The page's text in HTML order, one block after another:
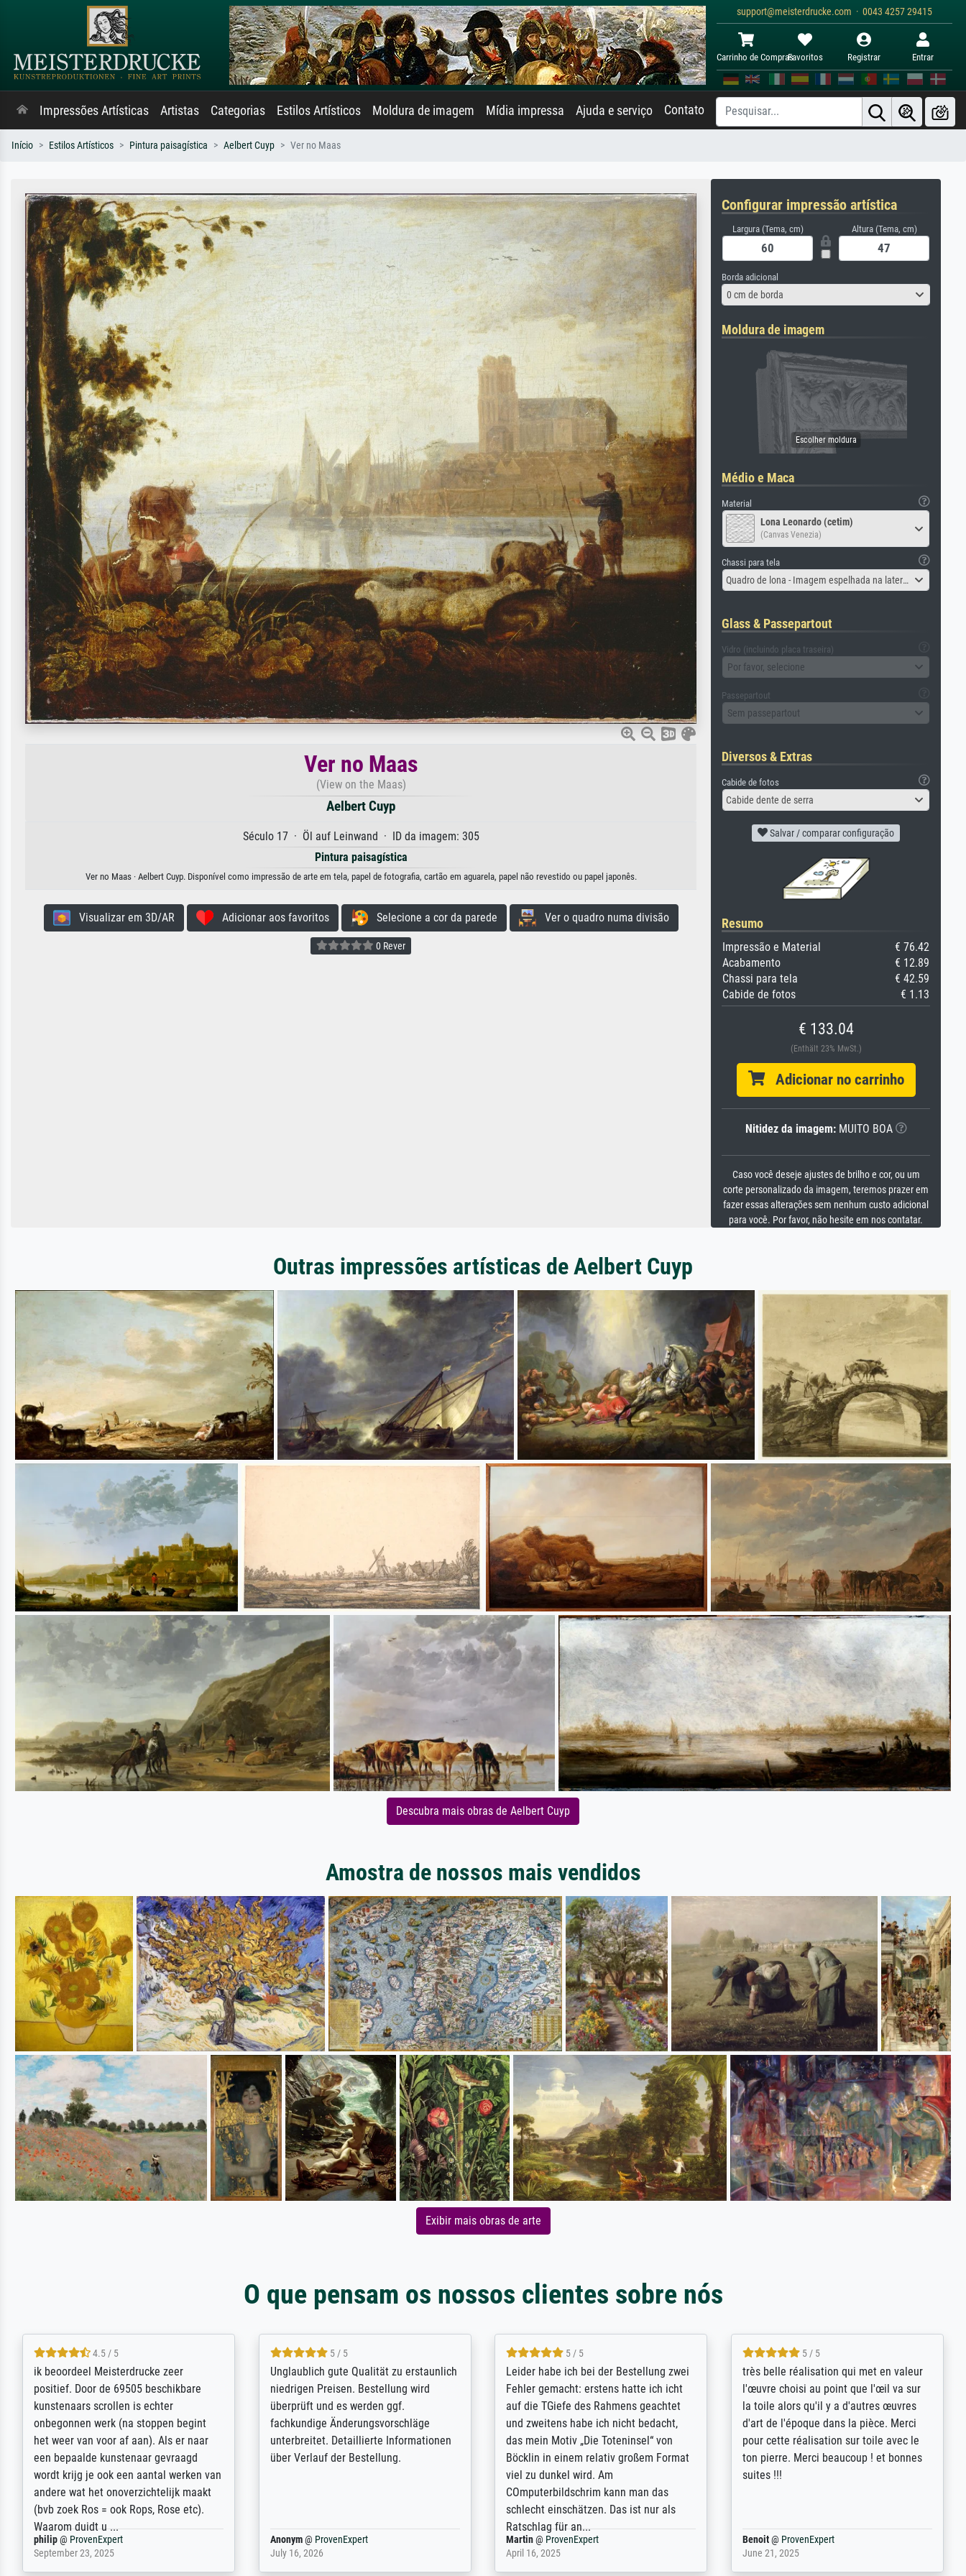
support@meisterdrucke.com · 0043 4257 29415
Carrinho de ComprasFavoritos Registrar Entrar
Impressões Artísticas Artistas Categorias Estilos Artísticos Moldura de imagem Mídia impressa Ajuda e serviço Contato
Início Estilos Artísticos Pintura paisagística Aelbert Cuyp Ver no Maas
Ver no Maas
(View on the Maas)
Aelbert Cuyp
Século 17 · Öl auf Leinwand · ID da imagem: 305
Pintura paisagística
Ver no Maas · Aelbert Cuyp. Disponível como impressão de arte em tela, papel de fotografia, cartão em aguarela, papel não revestido ou papel japonês.
Visualizar em 3D/AR Adicionar aos favoritos Selecione a cor da parede Ver o quadro numa divisão
0 Rever
Configurar impressão artística
Largura (Tema, cm) Altura (Tema, cm)
Borda adicional
0 cm de borda
Moldura de imagem
Médio e Maca
Material
Lona Leonardo (cetim)
(Canvas Venezia)
Chassi para tela
Quadro de lona - Imagem espelhada na lateral
Glass & Passepartout
Vidro (incluindo placa traseira)
Por favor, selecione
Passepartout
Sem passepartout
Diversos & Extras
Cabide de fotos
Cabide dente de serra
Salvar / comparar configuração
Resumo
Impressão e Material
€ 76.42
Acabamento
€ 12.89
Chassi para tela
€ 42.59
Cabide de fotos
€ 1.13
€ 133.04
(Enthält 23% MwSt.)
Adicionar no carrinho
Nitidez da imagem:MUITO BOA
Caso você deseje ajustes de brilho e cor, ou um
corte personalizado da imagem, teremos prazer em
fazer essas alterações sem nenhum custo adicional
para você. Por favor, não hesite em nos contatar.
Outras impressões artísticas de Aelbert Cuyp
Descubra mais obras de Aelbert Cuyp
Amostra de nossos mais vendidos
Exibir mais obras de arte
O que pensam os nossos clientes sobre nós
5 / 5
Die Zufriedenheit ist auch nicht dadurch
getrübt, dass das Bild entgegen einer
angegebenen Lieferanschrift (sollte
eine Überraschung für die normannische
Ehefrau sein zum Hochzeits- gleichzeitig
auch Geburtstag sein) doch nach zu
Hause zugestellt wurde.
Jürgen@ProvenExpert
April 22, 2026
5 / 5
Excellent / Highly recommended. The
selection, ordering and payment process
were easy, shipping was efficient and
the item itself exceeds expectations. I
am based in the UK and found the site
searching for a specific print - I am very
SJL@ProvenExpert
December 2, 2025
5 / 5
The team at Meisterdrucke strives to
meet its clients demands, and provides
expert advice on how to obtain the best
results for the prints requested by the
client. The company has a vast
repertoire of prints to choose from, and
will provide excellent service also with
regards to prints which are not in that
repertoire. Highly recommended!
Anonym@ProvenExpert
April 22, 2026
5 / 5
eine große Auswahl an Bildern und
deren Reproduktionsmöglichkeiten;
wurde sehr gut durch die einzelnen
Bestellkriterien geführt, verständliche
Erklärungen, z.B. mit Bilddarstellungen,
werde auf jeden Fall meine guten
Erfahrungen weitergeben.
Anonym@ProvenExpert
May 13, 2026